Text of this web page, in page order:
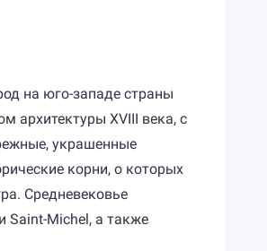
на юго-западе страны
архитектуры XVIII века, с
украшенные
корни, о которых
Средневековье
Saint-Michel, а также